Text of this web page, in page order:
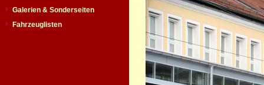
Galerien & Sonderseiten
Fahrzeuglisten